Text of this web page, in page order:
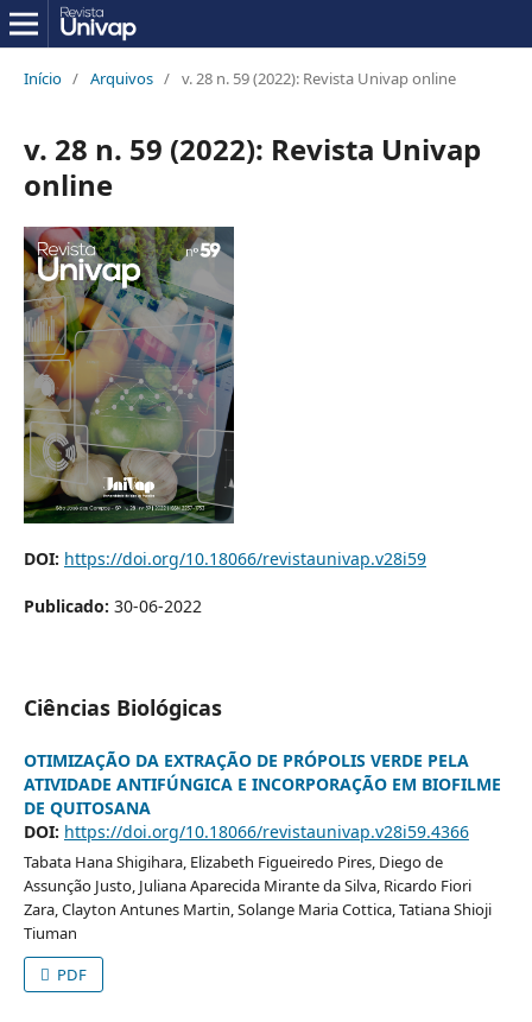
Início / Arquivos / v. 28 n. 59 (2022): Revista Univap online
v. 28 n. 59 (2022): Revista Univap
online
DOI: https://doi.org/10.18066/revistaunivap.v28i59
Publicado: 30-06-2022
Ciências Biológicas
OTIMIZAÇÃO DA EXTRAÇÃO DE PRÓPOLIS VERDE PELA
ATIVIDADE ANTIFÚNGICA E INCORPORAÇÃO EM BIOFILME
DE QUITOSANA
DOI: https://doi.org/10.18066/revistaunivap.v28i59.4366
Tabata Hana Shigihara, Elizabeth Figueiredo Pires, Diego de
Assunção Justo, Juliana Aparecida Mirante da Silva, Ricardo Fiori
Zara, Clayton Antunes Martin, Solange Maria Cottica, Tatiana Shioji
Tiuman
PDF